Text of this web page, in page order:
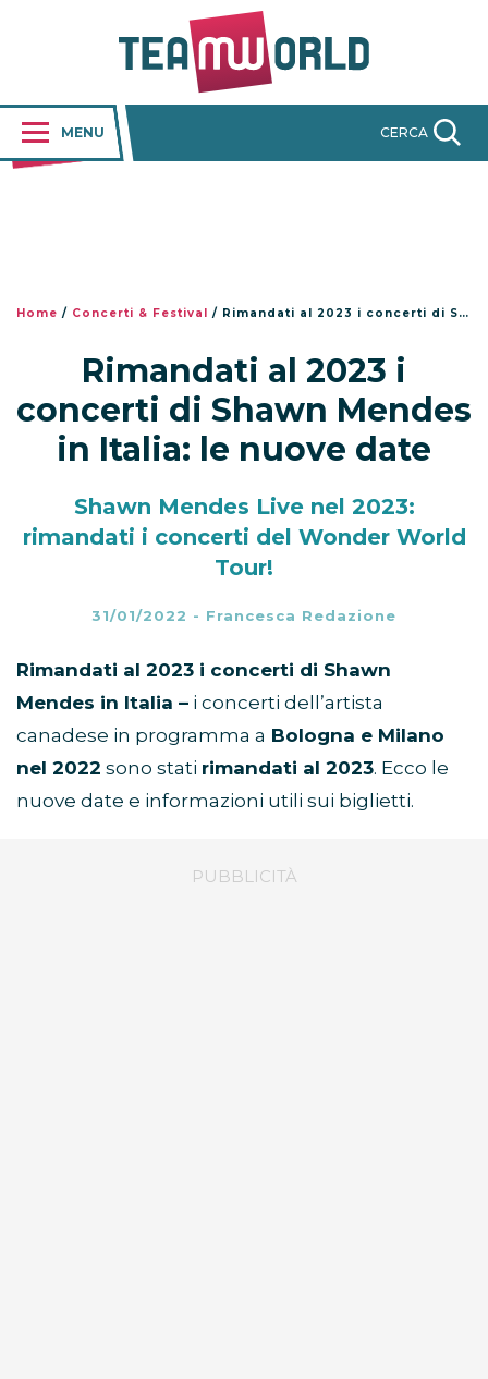
MENU CERCA
Home / Concerti & Festival / Rimandati al 2023 i concerti di Shawn Mendes in Italia: le nuove date
Rimandati al 2023 i
concerti di Shawn Mendes
in Italia: le nuove date
Shawn Mendes Live nel 2023:
rimandati i concerti del Wonder World
Tour!
31/01/2022 - Francesca Redazione
Rimandati al 2023 i concerti di Shawn
Mendes in Italia – i concerti dell’artista
canadese in programma a Bologna e Milano
nel 2022 sono stati rimandati al 2023. Ecco le
nuove date e informazioni utili sui biglietti.